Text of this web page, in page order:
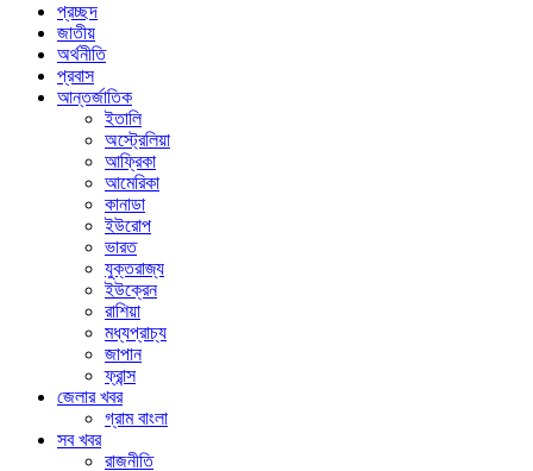
প্রচ্ছদ
জাতীয়
অর্থনীতি
প্রবাস
আন্তর্জাতিক
ইতালি
অস্ট্রেলিয়া
আফ্রিকা
আমেরিকা
কানাডা
ইউরোপ
ভারত
যুক্তরাজ্য
ইউক্রেন
রাশিয়া
মধ্যপ্রাচ্য
জাপান
ফ্রান্স
জেলার খবর
গ্রাম বাংলা
সব খবর
রাজনীতি